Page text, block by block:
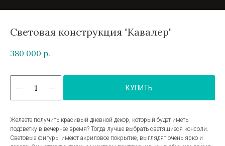
Световая конструкция "Кавалер"
380 000 р.
КУПИТЬ
Желаете получить красивый дневной декор, который будет иметь
подсветку в вечернее время? Тогда лучше выбрать светящиеся консоли.
Световые фигуры имеют акриловое покрытие, выглядят очень ярко и